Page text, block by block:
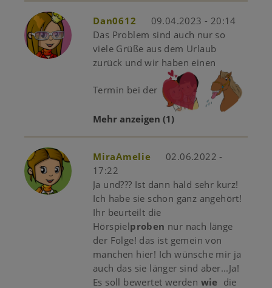
Dan0612
09.04.2023 - 20:14
Das Problem sind auch nur so
viele Grüße aus dem Urlaub
zurück und wir haben einen
Termin bei der
Mehr anzeigen (1)
MiraAmelie
02.06.2022 -
17:22
Ja und??? Ist dann hald sehr kurz!
Ich habe sie schon ganz angehört!
Ihr beurteilt die
Hörspielproben nur nach länge
der Folge! das ist gemein von
manchen hier! Ich wünsche mir ja
auch das sie länger sind aber...Ja!
Es soll bewertet werden wie die